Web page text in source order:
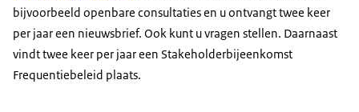
bijvoorbeeld openbare consultaties en u ontvangt twee keer
per jaar een nieuwsbrief. Ook kunt u vragen stellen. Daarnaast
vindt twee keer per jaar een Stakeholderbijeenkomst
Frequentiebeleid plaats.